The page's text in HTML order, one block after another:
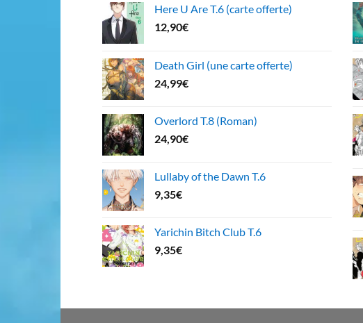
Here U Are T.6 (carte offerte)
12,90€
Death Girl (une carte offerte)
24,99€
Overlord T.8 (Roman)
24,90€
Lullaby of the Dawn T.6
9,35€
Yarichin Bitch Club T.6
9,35€